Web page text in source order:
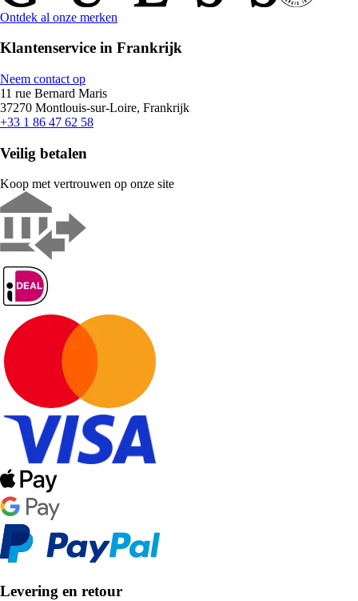
Ontdek al onze merken
Klantenservice in Frankrijk
Neem contact op
11 rue Bernard Maris
37270 Montlouis-sur-Loire, Frankrijk
+33 1 86 47 62 58
Veilig betalen
Koop met vertrouwen op onze site
Levering en retour